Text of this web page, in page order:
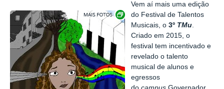
Exibir carrossel de imagens
Vem aí mais uma edição
do Festival de Talentos
Musicais, o 3º TMu.
Criado em 2015, o
festival tem incentivado e
revelado o talento
musical de alunos e
egressos